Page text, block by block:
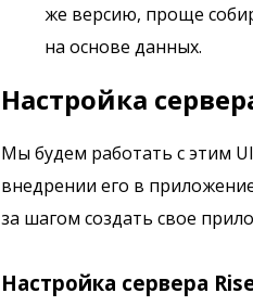
же версию, проще
на основе данных.
Настройка
Мы будем работать с этим
внедрении его в
за шагом создать свое
Настройка сервера